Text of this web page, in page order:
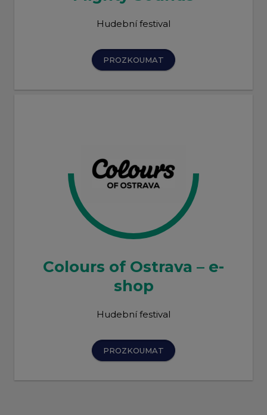
Hudební festival
PROZKOUMAT
Colours of Ostrava – e-
shop
Hudební festival
PROZKOUMAT